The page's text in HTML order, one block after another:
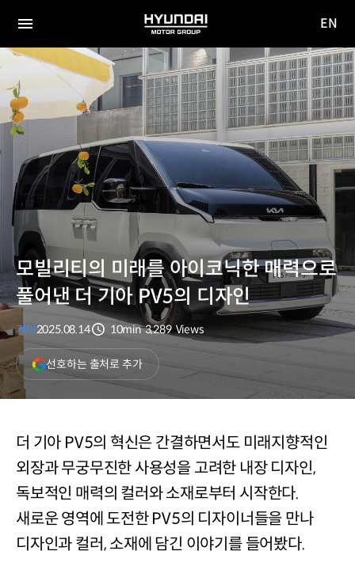
전체
메뉴
HYUNDAI
MOTOR
GROUP
사이
이동
EN
모빌리티의 미래를 아이코닉한 매력으로
풀어낸 더 기아 PV5의 디자인
기아2025.08.14
10min 3,289 Views
선호하는 출처로 추가(새
창
열림)
더 기아 PV5의 혁신은 간결하면서도 미래지향적인
외장과 무궁무진한 사용성을 고려한 내장 디자인,
독보적인 매력의 컬러와 소재로부터 시작한다.
새로운 영역에 도전한 PV5의 디자이너들을 만나
디자인과 컬러, 소재에 담긴 이야기를 들어봤다.